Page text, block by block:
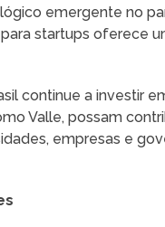
emergente no
startups oferece
continue a investir
Valle, possam
empresas e